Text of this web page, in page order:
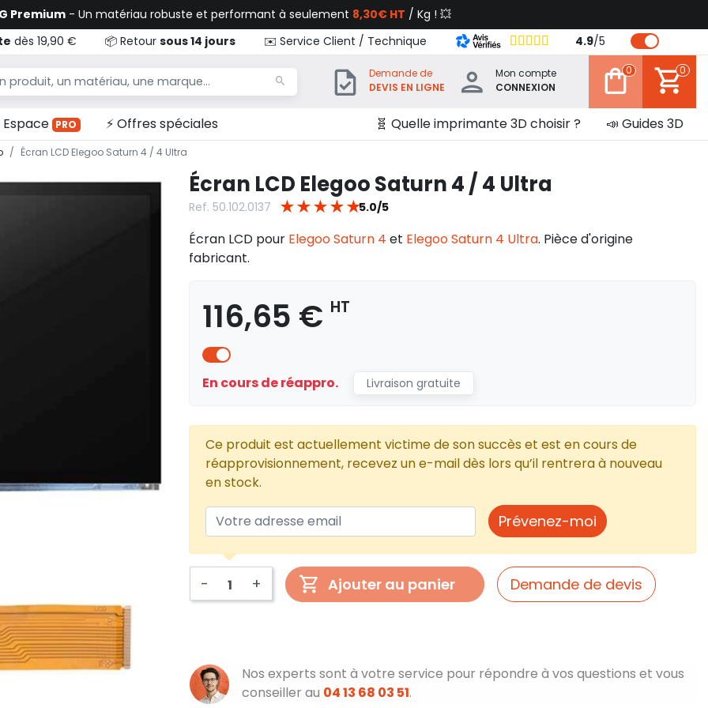
Premium - Un matériau robuste et performant à seulement 8,30€ HT / Kg ! 💥
dès 19,90 € 📦 Retour sous 14 jours ✉️ Service Client / Technique 4.9/5
Demande de
DEVIS EN LIGNE
Mon compte
CONNEXION
0 0
Espace PRO ⚡ Offres spéciales 🧬 Quelle imprimante 3D choisir ? 📣 Guides 3D
Écran LCD Elegoo Saturn 4 / 4 Ultra
Écran LCD Elegoo Saturn 4 / 4 Ultra
Ref. 50.102.0137 ★ ★ ★ ★ ★5.0/5
Écran LCD pour Elegoo Saturn 4 et Elegoo Saturn 4 Ultra. Pièce d'origine
fabricant.
116,65 € HT
En cours de réappro. Livraison gratuite
Ce produit est actuellement victime de son succès et est en cours de
réapprovisionnement, recevez un e-mail dès lors qu’il rentrera à nouveau
en stock.
Prévenez-moi
- + Ajouter au panier Demande de devis
Nos experts sont à votre service pour répondre à vos questions et vous
conseiller au 04 13 68 03 51.